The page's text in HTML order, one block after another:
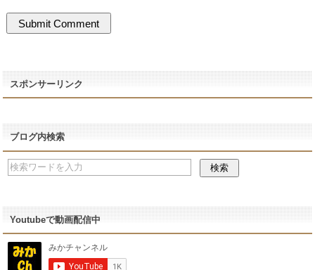
スポンサーリンク
ブログ内検索
Youtubeで動画配信中